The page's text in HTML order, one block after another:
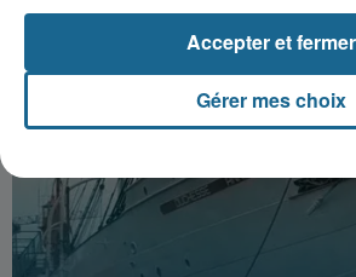
Gérer mes choix
Accepter et fermer